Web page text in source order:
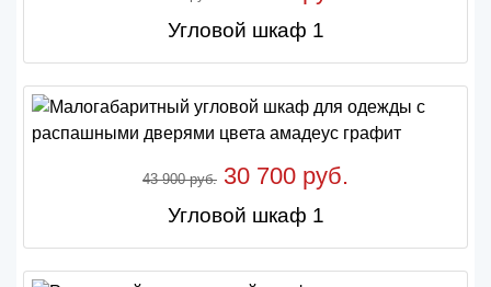
Угловой шкаф 1
43 900 руб. 30 700 руб.
Угловой шкаф 1